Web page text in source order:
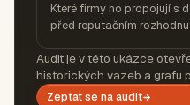
Které firmy ho propojují s
před reputačním
Audit je v této ukázce
historických vazeb a grafu
Zeptat se na audit